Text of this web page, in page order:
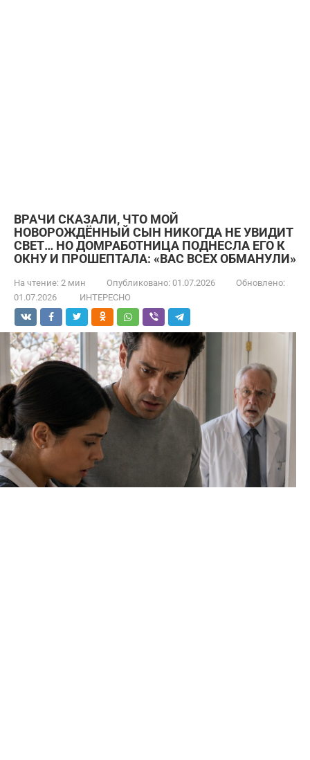
ВРАЧИ СКАЗАЛИ, ЧТО МОЙ
НОВОРОЖДЁННЫЙ СЫН НИКОГДА НЕ УВИДИТ
СВЕТ… НО ДОМРАБОТНИЦА ПОДНЕСЛА ЕГО К
ОКНУ И ПРОШЕПТАЛА: «ВАС ВСЕХ ОБМАНУЛИ»
На чтение: 2 мин Опубликовано: 01.07.2026
Обновлено:
01.07.2026
ИНТЕРЕСНО